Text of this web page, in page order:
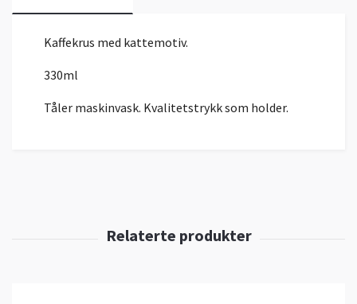
Kaffekrus med kattemotiv.
330ml
Tåler maskinvask. Kvalitetstrykk som holder.